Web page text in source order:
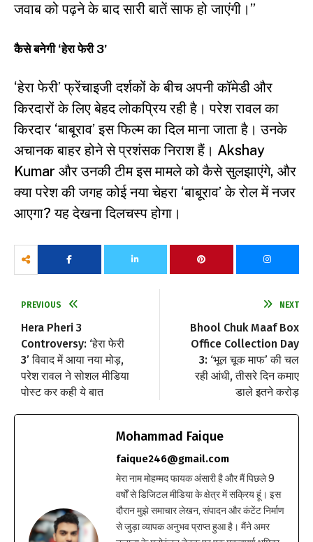
जवाब को पढ़ने के बाद सारी बातें साफ हो जाएंगी।”
कैसे बनेगी ‘हेरा फेरी 3’
‘हेरा फेरी’ फ्रेंचाइजी दर्शकों के बीच अपनी कॉमेडी और
किरदारों के लिए बेहद लोकप्रिय रही है। परेश रावल का
किरदार ‘बाबूराव’ इस फिल्म का दिल माना जाता है। उनके
अचानक बाहर होने से प्रशंसक निराश हैं। Akshay
Kumar और उनकी टीम इस मामले को कैसे सुलझाएंगे, और
क्या परेश की जगह कोई नया चेहरा ‘बाबूराव’ के रोल में नजर
आएगा? यह देखना दिलचस्प होगा।
PREVIOUS
Hera Pheri 3
Controversy: ‘हेरा फेरी
3’ विवाद में आया नया मोड़,
परेश रावल ने सोशल मीडिया
पोस्ट कर कही ये बात
NEXT
Bhool Chuk Maaf Box
Office Collection Day
3: ‘भूल चूक माफ’ की चल
रही आंधी, तीसरे दिन कमाए
डाले इतने करोड़
Mohammad Faique
faique246@gmail.com
मेरा नाम मोहम्मद फायक अंसारी है और मैं पिछले 9
वर्षों से डिजिटल मीडिया के क्षेत्र में सक्रिय हूं। इस
दौरान मुझे समाचार लेखन, संपादन और कंटेंट निर्माण
से जुड़ा व्यापक अनुभव प्राप्त हुआ है। मैंने अमर